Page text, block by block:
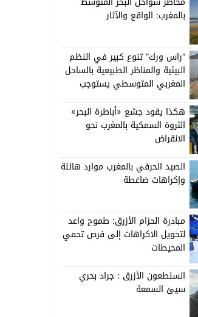
بالمغرب: الواقع والآثار
“راس ورك” تنوع كبير في النظم
البيئية والمناظر الطبيعية بالساحل
المغربي المتوسطي يستوجب
البيئية
هكذا يقود جشع «أباطرة البحر»
الثروة السمكية بالمغرب نحو
الانقراض
الصيد الحرفي بالمغرب موارد هائلة
وإكراهات ضاغطة
مبادرة الحزام الأزرق: طموح واعد
لتحويل الاكراهات إلى فرص تحمي
المحيطات
السلطعون الأزرق : جراد بحري
سيئ السمعة